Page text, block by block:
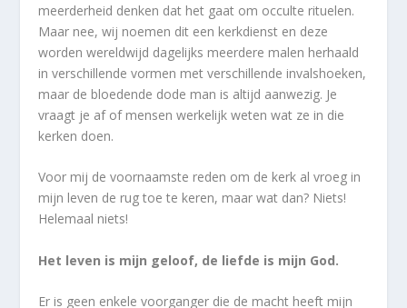
meerderheid denken dat het gaat om occulte rituelen.
Maar nee, wij noemen dit een kerkdienst en deze
worden wereldwijd dagelijks meerdere malen herhaald
in verschillende vormen met verschillende invalshoeken,
maar de bloedende dode man is altijd aanwezig. Je
vraagt je af of mensen werkelijk weten wat ze in die
kerken doen.
Voor mij de voornaamste reden om de kerk al vroeg in
mijn leven de rug toe te keren, maar wat dan? Niets!
Helemaal niets!
Het leven is mijn geloof, de liefde is mijn God.
Er is geen enkele voorganger die de macht heeft mijn